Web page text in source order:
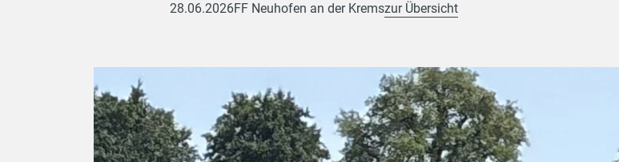
28.06.2026FF Neuhofen an der Kremszur Übersicht